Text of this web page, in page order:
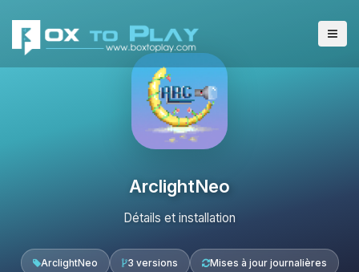
ArclightNeo
Détails et installation
ArclightNeo 3 versions Mises à jour journalières